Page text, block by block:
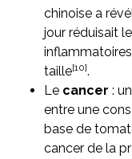
chinoise a
jour réduisait
taille[10].
Le cancer :
entre une
base de
cancer de la